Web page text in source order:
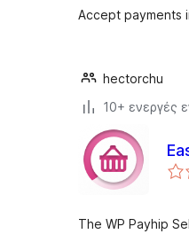
Accept payments
hectorchu
10+ ενεργές
The WP Payhip